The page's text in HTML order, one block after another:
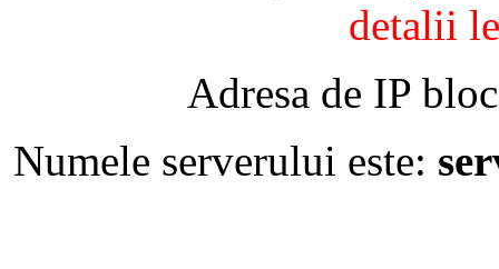
detalii
Adresa de IP
Numele serverului este: